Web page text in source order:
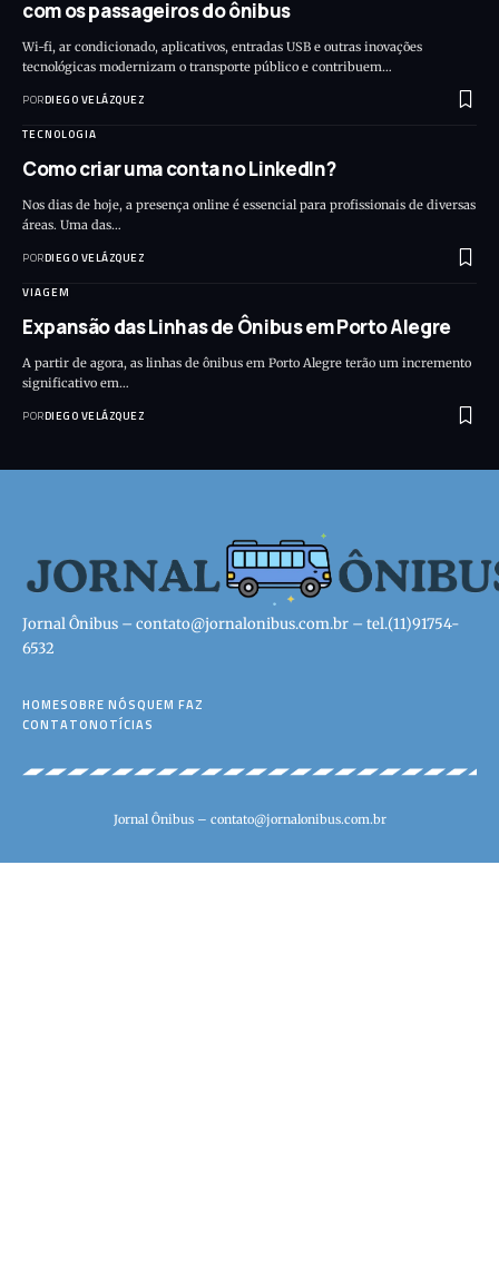
com os passageiros do ônibus
Wi-fi, ar condicionado, aplicativos, entradas USB e outras inovações
tecnológicas modernizam o transporte público e contribuem…
PORDIEGO VELÁZQUEZ
TECNOLOGIA
Como criar uma conta no LinkedIn?
Nos dias de hoje, a presença online é essencial para profissionais de diversas
áreas. Uma das…
PORDIEGO VELÁZQUEZ
VIAGEM
Expansão das Linhas de Ônibus em Porto Alegre
A partir de agora, as linhas de ônibus em Porto Alegre terão um incremento
significativo em…
PORDIEGO VELÁZQUEZ
Jornal Ônibus – contato@jornalonibus.com.br – tel.(11)91754-
6532
HOMESOBRE NÓSQUEM FAZ
CONTATONOTÍCIAS
Jornal Ônibus – contato@jornalonibus.com.br